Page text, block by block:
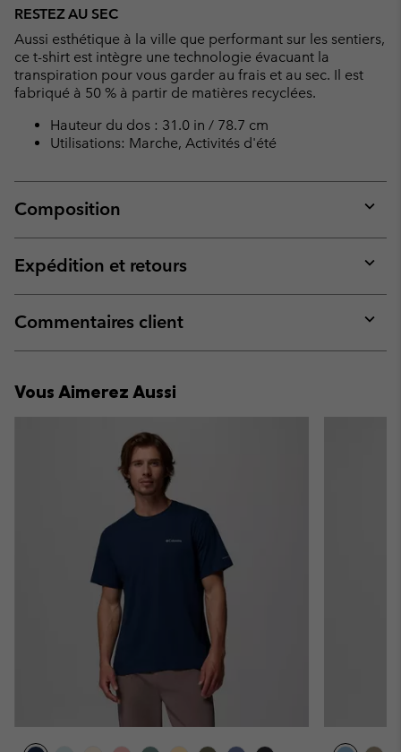
RESTEZ AU SEC
Aussi esthétique à la ville que performant sur les sentiers,
ce t-shirt est intègre une technologie évacuant la
transpiration pour vous garder au frais et au sec. Il est
fabriqué à 50 % à partir de matières recyclées.
Hauteur du dos : 31.0 in / 78.7 cm
Utilisations: Marche, Activités d'été
Composition
or
Expédition et retours
or
Commentaires client
or
Vous Aimerez Aussi